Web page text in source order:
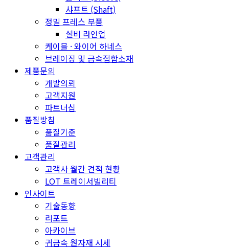
샤프트 (Shaft)
정밀 프레스 부품
설비 라인업
케이블 · 와이어 하네스
브레이징 및 금속접합소재
제품문의
개발의뢰
고객지원
파트너십
품질방침
품질기준
품질관리
고객관리
고객사 월간 견적 현황
LOT 트레이서빌리티
인사이트
기술동향
리포트
아카이브
귀금속 원자재 시세